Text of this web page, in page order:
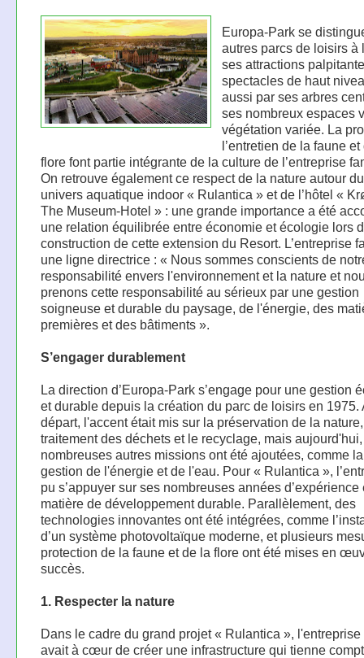
Europa-Park se
autres parcs de loisirs à
ses attractions
spectacles de haut
aussi par ses arbres
ses nombreux espaces
végétation variée. La
l’entretien de la faune et
flore font partie intégrante de la culture de l’entreprise
On retrouve également ce respect de la nature autour
univers aquatique indoor « Rulantica » et de l’hôtel «
The Museum-Hotel » : une grande importance a été
une relation équilibrée entre économie et écologie lors
construction de cette extension du Resort. L’entreprise
une ligne directrice : « Nous sommes conscients de
responsabilité envers l'environnement et la nature et
prenons cette responsabilité au sérieux par une gestion
soigneuse et durable du paysage, de l'énergie, des
premières et des bâtiments ».
S’engager durablement
La direction d’Europa-Park s’engage pour une gestion
et durable depuis la création du parc de loisirs en 1975.
départ, l'accent était mis sur la préservation de la
traitement des déchets et le recyclage, mais
nombreuses autres missions ont été ajoutées, comme
gestion de l'énergie et de l'eau. Pour « Rulantica »,
pu s’appuyer sur ses nombreuses années d’expérience
matière de développement durable. Parallèlement, des
technologies innovantes ont été intégrées, comme
d’un système photovoltaïque moderne, et plusieurs
protection de la faune et de la flore ont été mises en
succès.
1. Respecter la nature
Dans le cadre du grand projet « Rulantica »,
avait à cœur de créer une infrastructure qui tienne